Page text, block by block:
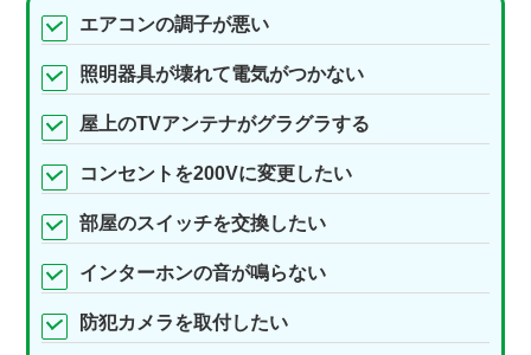
エアコンの調子が悪い
照明器具が壊れて電気がつかない
屋上のTVアンテナがグラグラする
コンセントを200Vに変更したい
部屋のスイッチを交換したい
インターホンの音が鳴らない
防犯カメラを取付したい